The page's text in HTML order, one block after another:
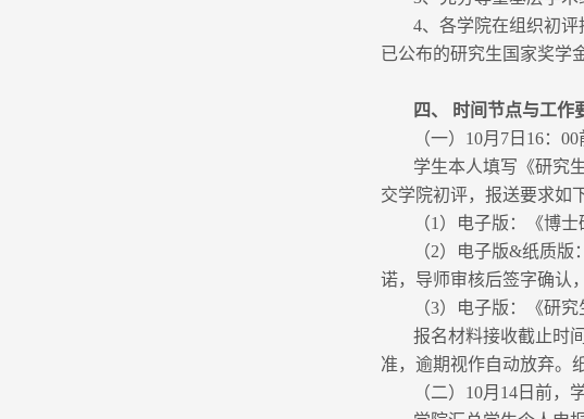
4、各学院在组织初
已公布的研究生国家奖学
四、 时间节点与工作
（一）10月7日16：
学生本人填写《研究
交学院初评，报送要求如
（1）电子版：《博
（2）电子版&纸质
诺，导师审核后签字确认
（3）电子版：《研
报名材料接收截止时
准，逾期视作自动放弃。
（二）10月14日前，